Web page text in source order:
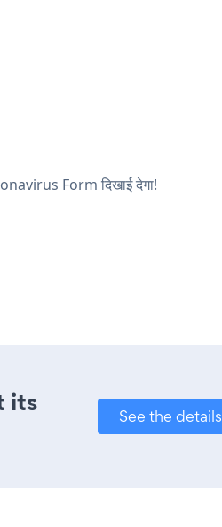
Form दिखाई देगा!
its
See the details